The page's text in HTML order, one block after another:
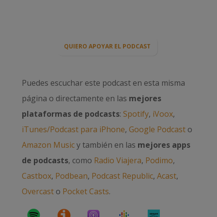
QUIERO APOYAR EL PODCAST
Puedes escuchar este podcast en esta misma
página o directamente en las mejores
plataformas de podcasts: Spotify, iVoox,
iTunes/Podcast para iPhone, Google Podcasto
Amazon Musicy también en las mejores apps
de podcasts, como Radio Viajera, Podimo,
Castbox, Podbean, Podcast Republic, Acast,
Overcasto Pocket Casts.